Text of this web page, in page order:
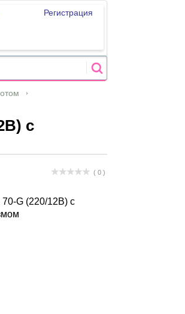
Регистрация
с
( 0 )
G (220/12В) с